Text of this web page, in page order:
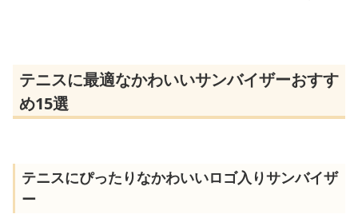
テニスに最適なかわいいサンバイザーおすす
め15選
テニスにぴったりなかわいいロゴ入りサンバイザ
ー